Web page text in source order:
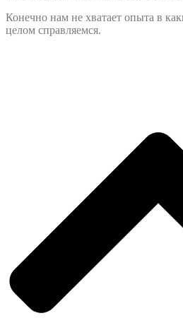
Конечно нам не хватает опыта в
целом справляемся.